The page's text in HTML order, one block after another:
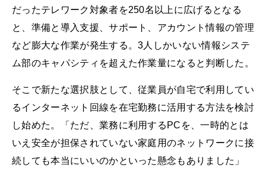
だったテレワーク対象者を250名以上に広げるとなる
と、準備と導入支援、サポート、アカウント情報の管理
など膨大な作業が発生する。3人しかいない情報システ
ム部のキャパシティを超えた作業量になると判断した。
そこで新たな選択肢として、従業員が自宅で利用してい
るインターネット回線を在宅勤務に活用する方法を検討
し始めた。「ただ、業務に利用するPCを、一時的とは
いえ安全が担保されていない家庭用のネットワークに接
続しても本当にいいのかといった懸念もありました」